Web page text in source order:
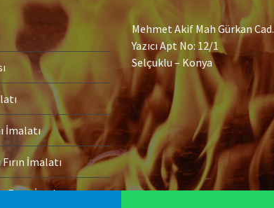
İmalatı
İmalatı
İmalatı
Mehmet Akif Mah Gürkan Cad.
Yazıcı Apt No: 12/1
Selçuklu – Konya